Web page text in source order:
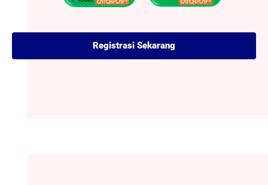
Registrasi Sekarang